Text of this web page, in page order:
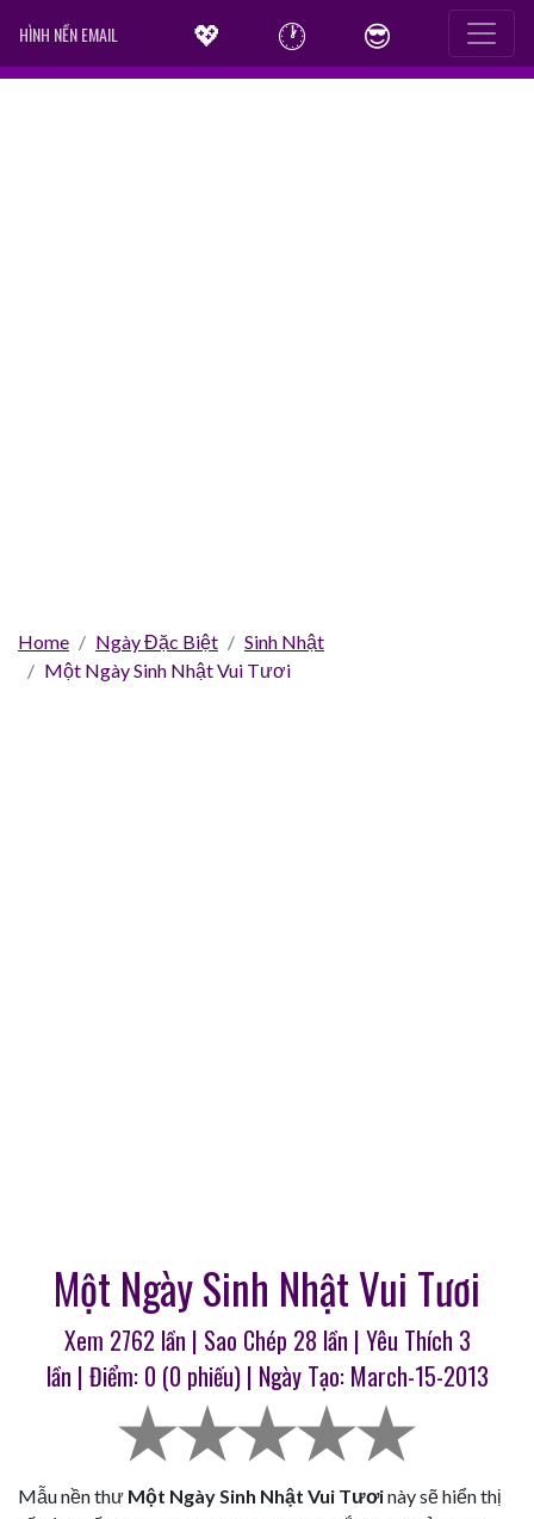
HÌNH NỀN EMAIL 💖 🕐 😎
Home Ngày Đặc Biệt
Sinh Nhật
Một Ngày Sinh Nhật Vui Tươi
Một Ngày Sinh Nhật Vui Tươi
Xem 2762 lần | Sao Chép 28 lần | Yêu Thích 3
lần | Điểm: 0 (0 phiếu) | Ngày Tạo: March-15-2013
Mẫu nền thư Một Ngày Sinh Nhật Vui Tươinày sẽ hiển thị